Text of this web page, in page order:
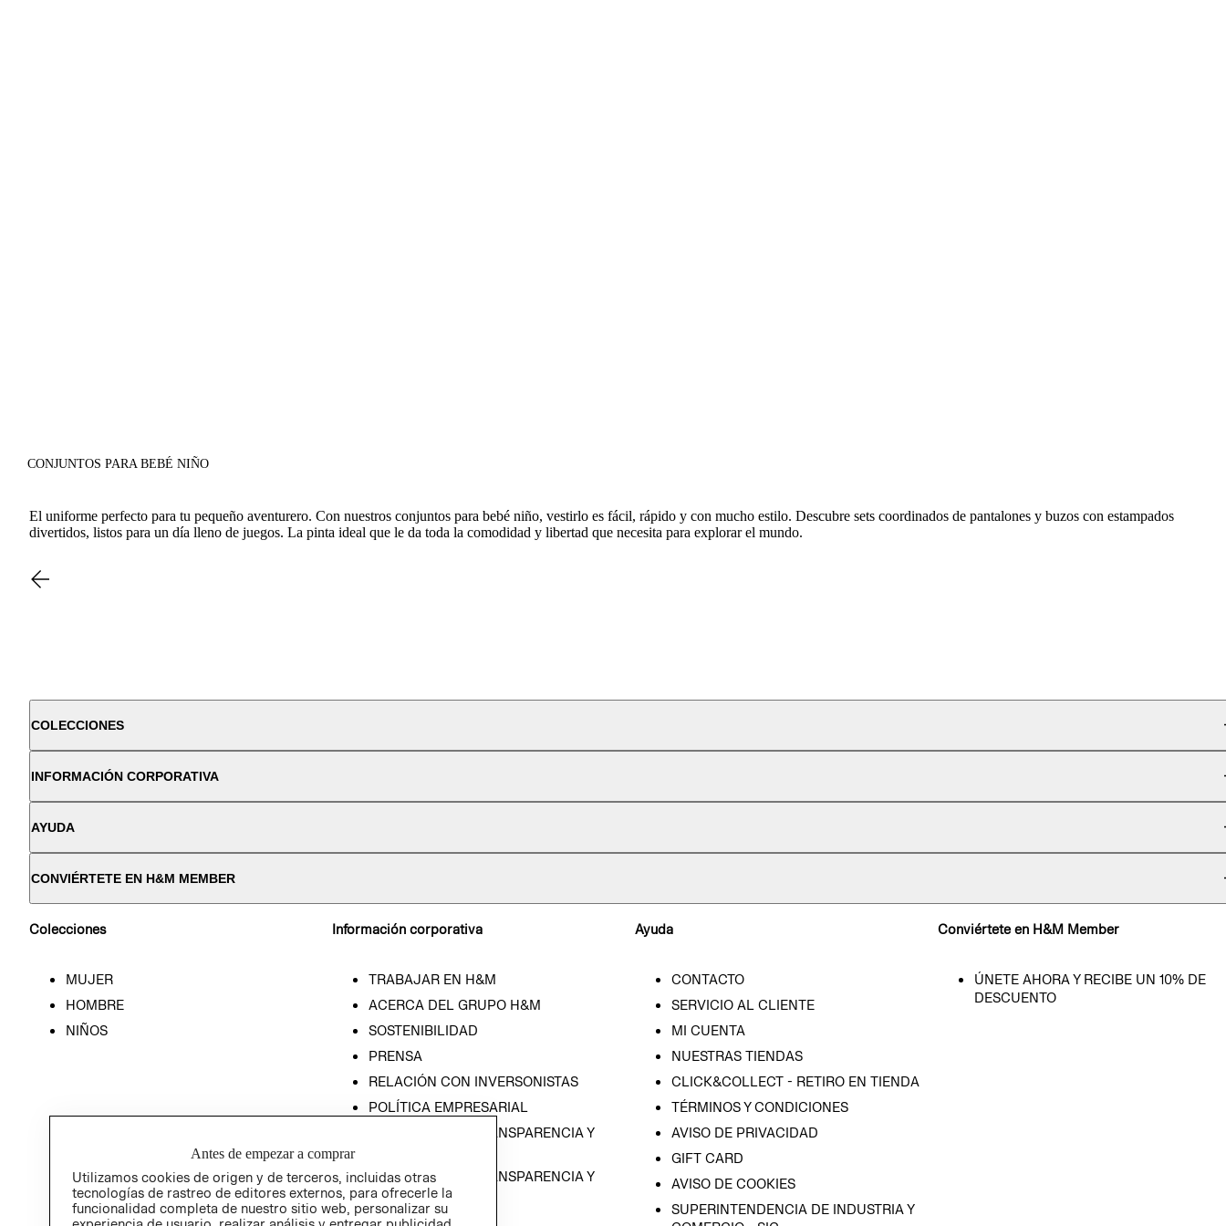
CONJUNTOS PARA BEBÉ NIÑO
El uniforme perfecto para tu pequeño aventurero. Con nuestros conjuntos para bebé niño, vestirlo es fácil, rápido y con mucho estilo. Descubre sets coordinados de pantalones y buzos con estampados
divertidos, listos para un día lleno de juegos. La pinta ideal que le da toda la comodidad y libertad que necesita para explorar el mundo.
COLECCIONES
INFORMACIÓN CORPORATIVA
AYUDA
CONVIÉRTETE EN H&M MEMBER
Colecciones
MUJER
HOMBRE
NIÑOS
Información corporativa
TRABAJAR EN H&M
ACERCA DEL GRUPO H&M
SOSTENIBILIDAD
PRENSA
RELACIÓN CON INVERSONISTAS
POLÍTICA EMPRESARIAL
PROGRAMA DE TRANSPARENCIA Y
PROGRAMA DE TRANSPARENCIA Y
ÉTICA (INGLÉS)
Ayuda
CONTACTO
SERVICIO AL CLIENTE
MI CUENTA
NUESTRAS TIENDAS
CLICK&COLLECT - RETIRO EN TIENDA
TÉRMINOS Y CONDICIONES
AVISO DE PRIVACIDAD
GIFT CARD
AVISO DE COOKIES
SUPERINTENDENCIA DE INDUSTRIA Y
Conviértete en H&M Member
ÚNETE AHORA Y RECIBE UN 10% DE
DESCUENTO
Antes de empezar a comprar
Utilizamos cookies de origen y de terceros, incluidas otras
tecnologías de rastreo de editores externos, para ofrecerle la
funcionalidad completa de nuestro sitio web, personalizar su